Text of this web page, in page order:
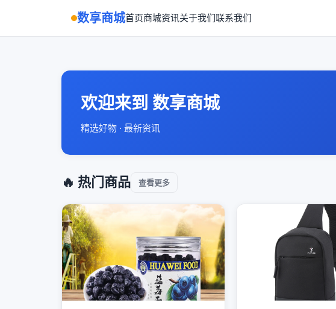
数享商城首页商城资讯关于我们联系我们
欢迎来到 数享商城
精选好物 · 最新资讯
🔥 热门商品 查看更多